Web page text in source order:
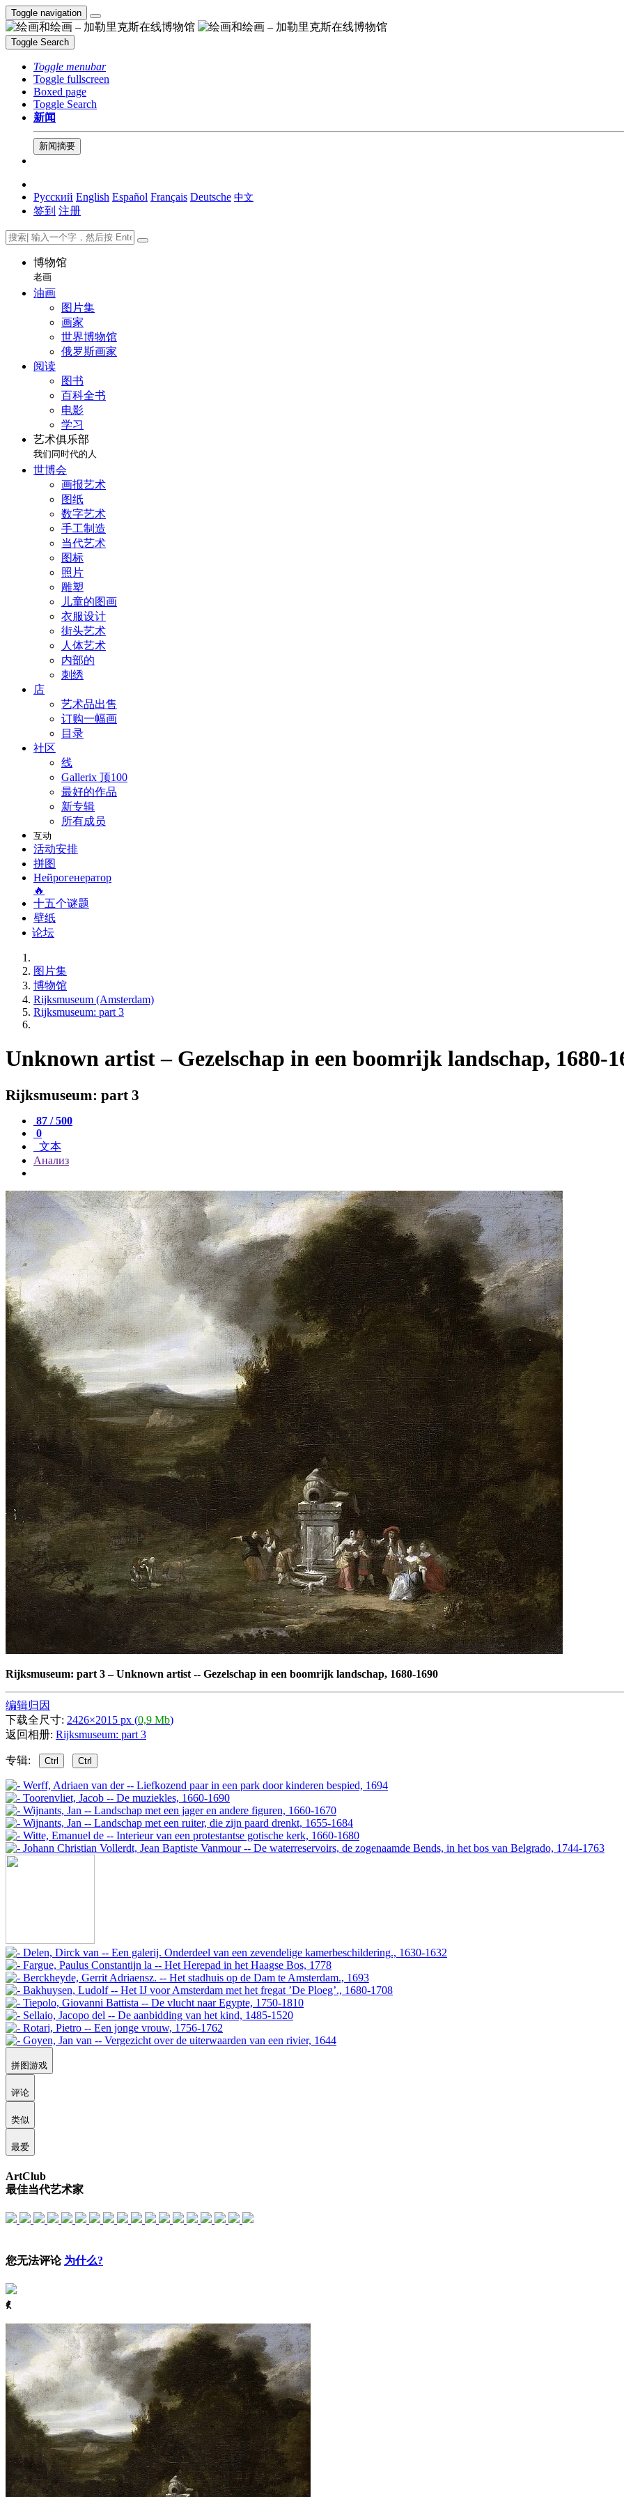
Toggle navigation
Toggle Search
Toggle menubar
Toggle fullscreen
Boxed page
Toggle Search
新闻
新闻摘要
Русский English Español Français Deutsche 中文
签到 注册
博物馆
老画
油画
图片集
画家
世界博物馆
俄罗斯画家
阅读
图书
百科全书
电影
学习
艺术俱乐部
我们同时代的人
世博会
画报艺术
图纸
数字艺术
手工制造
当代艺术
图标
照片
雕塑
儿童的图画
衣服设计
街头艺术
人体艺术
内部的
刺绣
店
艺术品出售
订购一幅画
目录
社区
线
Gallerix 顶100
最好的作品
新专辑
所有成员
互动
活动安排
拼图
Нейрогенератор
🔥
十五个谜题
壁纸
论坛
图片集
博物馆
Rijksmuseum (Amsterdam)
Rijksmuseum: part 3
Unknown artist – Gezelschap in een boomrijk landschap, 1680-
Rijksmuseum: part 3
87 / 500
0
文本
Анализ
Rijksmuseum: part 3–Unknown artist -- Gezelschap in een boomrijk landschap, 1680-1690
编辑归因
下载全尺寸: 2426×2015 px (0,9 Mb)
返回相册: Rijksmuseum: part 3
专辑: Ctrl Ctrl
拼图游戏
评论
类似
最爱
ArtClub
最佳当代艺术家
您无法评论 为什么?
ꈅ